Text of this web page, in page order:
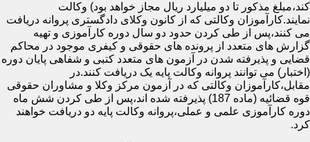
کند،مبلغ مذکور تا دو میلیارد ریال مجاز خواهد بود) وکالت
نمایند.کارآموزان وکالتی که از کانون وکلای دادگستری پروانه دریافت
می کنند،پس از طی کردن حدود دو سال دوره کارآموزی و تهیه
گزارش های متعدد از پرونده های حقوقی و کیفری موجود در محاکم
قضایی و پذیرفته شدن در آزمون های متعدد کتبی و شفاهی پایان دوره
(اختبار) می توانند پروانه وکالت پایه یک دریافت کنند.در
مقابل،کارآموزان وکالتی که در آزمون مرکز وکلا و مشاوران حقوقی
قوه قضائیه (ماده 187) پذیرفته شده اند،پس از طی کردن شش ماه
دوره کارآموزی علمی و عملی،پروانه وکالت پایه دو دریافت خواهند
کرد.